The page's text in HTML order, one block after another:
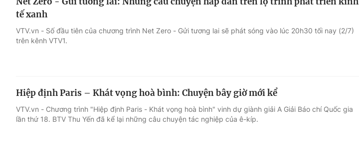
tế xanh
VTV.vn - Số đầu tiên của chương trình Net Zero - Gửi tương lai sẽ phát sóng vào lúc 20h30 tối nay (2/7)
trên kênh VTV1.
Hiệp định Paris – Khát vọng hoà bình: Chuyện bây giờ mới kể
VTV.vn - Chương trình "Hiệp định Paris - Khát vọng hoà bình" vinh dự giành giải A Giải Báo chí Quốc gia
lần thứ 18. BTV Thu Yến đã kể lại những câu chuyện tác nghiệp của ê-kíp.